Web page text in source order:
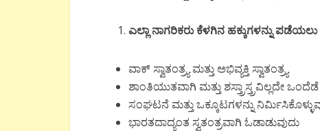
ಎಲ್ಲಾ ನಾಗರಿಕರು ಕೆಳಗಿನ ಹಕ್ಕುಗಳನ್ನು
ವಾಕ್ ಸ್ವಾತಂತ್ರ್ಯ ಮತ್ತು ಅಭಿವ್ಯಕ್ತಿ ಸ್ವಾತಂತ್ರ್ಯ
ಶಾಂತಿಯುತವಾಗಿ ಮತ್ತು ಶಸ್ತ್ರಾಸ್ತ್ರವಿಲ್ಲದೇ
ಸಂಘಟನೆ ಮತ್ತು ಒಕ್ಕೂಟಗಳನ್ನು
ಭಾರತದಾದ್ಯಂತ ಸ್ವತಂತ್ರವಾಗಿ ಓಡಾಡುವುದು